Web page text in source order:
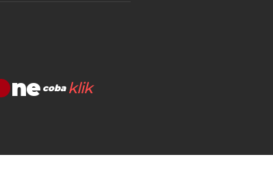
coba klik